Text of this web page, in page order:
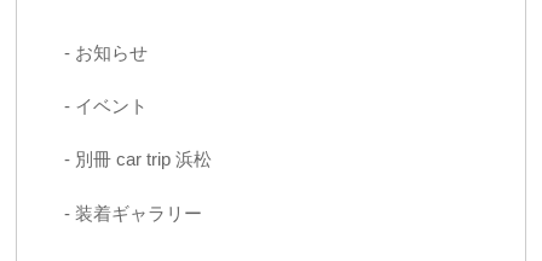
お知らせ
イベント
別冊 car trip 浜松
装着ギャラリー